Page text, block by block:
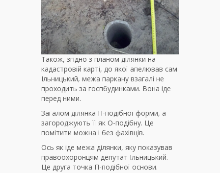
Також, згідно з планом ділянки на
кадастровій карті, до якої апелював сам
Ільницький, межа паркану взагалі не
проходить за госпбудинками. Вона іде
перед ними.
Загалом ділянка П-подібної форми, а
загороджують її як О-подібну. Це
помітити можна і без фахівців.
Ось як іде межа ділянки, яку показував
правоохоронцям депутат Ільницький.
Це друга точка П-подібної основи.